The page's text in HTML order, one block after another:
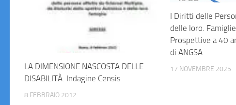
LA DIMENSIONE NASCOSTA DELLE
DISABILITÀ. Indagine Censis
8 FEBBRAIO 2012
I Diritti delle
delle loro.
Prospettive a 40
di ANGSA
17 NOVEMBRE 2025